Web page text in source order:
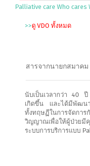
Palliative care Who cares
>>ดู VDO ทั้งหมด
สารจากนายกสมาคม
นับเป็นเวลากว่า 40 ปี
เกิดขึ้น และได้มีพัฒนา
ทั้งทฤษฏีในการจัดการ
วิญญาณเพื่อให้ผู้ป่วยมี
ระบบการบริการแบบ